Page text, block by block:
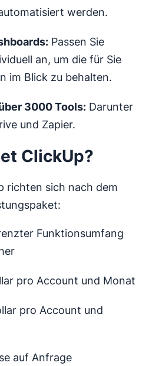
werden.
Passen Sie
an, um die für Sie
im Blick zu behalten.
3000 Tools: Darunter
und Zapier.
ClickUp?
richten sich nach dem
Funktionsumfang
pro Account und Monat
pro Account und
auf Anfrage